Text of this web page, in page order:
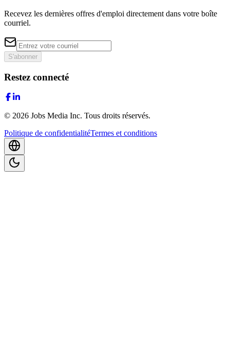
Recevez les dernières offres d'emploi directement dans votre boîte
courriel.
S'abonner
Restez connecté
© 2026 Jobs Media Inc. Tous droits réservés.
Politique de confidentialitéTermes et conditions